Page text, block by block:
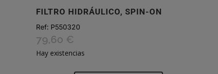
FILTRO HIDRÁULICO, SPIN-ON
Ref: P550320
79,60 €
Hay existencias